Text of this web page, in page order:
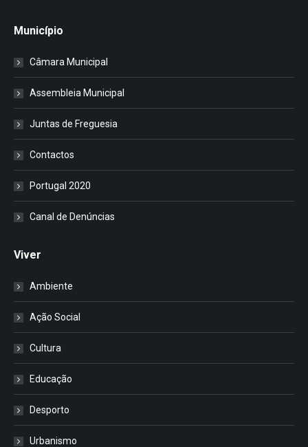
Município
Câmara Municipal
Assembleia Municipal
Juntas de Freguesia
Contactos
Portugal 2020
Canal de Denúncias
Viver
Ambiente
Ação Social
Cultura
Educação
Desporto
Urbanismo